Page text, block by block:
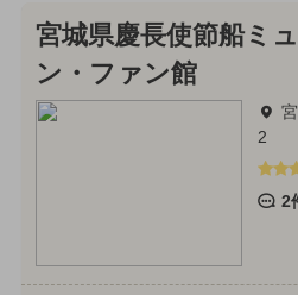
宮城県慶長使節船ミ
ン・ファン館
2
2